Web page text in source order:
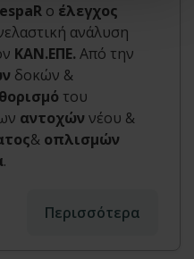
ο έλεγχος
ανάλυση
ΚΑΝ.ΕΠΕ. Από την
δοκών &
του
αντοχών νέου &
& οπλισμών
.
Περισσότερα